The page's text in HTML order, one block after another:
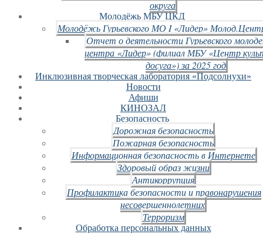
округа
Молодёжь МБУ ЦКД
Молодёжь Гурьевского МО I «Лидер»
Отчет о деятельности Гурьевского
центра «Лидер» (филиал МБУ «Центр
досуга») за 2025 год
Инклюзивная творческая лаборатория «Подсолнухи»
Новости
Афиши
КИНОЗАЛ
Безопасность
Дорожная безопасность
Пожарная безопасность
Информационная безопасность в Интернете
Здоровый образ жизни
Антикоррупция
Профилактика безопасности и правонарушения
несовершеннолетних
Терроризм
Обработка персональных данных